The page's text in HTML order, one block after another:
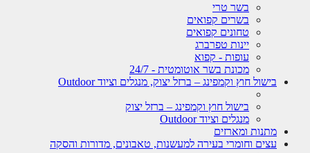
בשר טרי
בשרים קפואים
טחונים קפואים
יינות טפרברג
עופות - קפוא
מכונת בשר אוטומטית - 24/7
בישול חוץ וקמפינג – ברזל יצוק, מנגלים וציוד Outdoor
בישול חוץ וקמפינג – ברזל יצוק
מנגלים וציוד Outdoor
מתנות ומארזים
עצים וחומרי בעירה למעשנות, טאבונים, מדורות והסקה